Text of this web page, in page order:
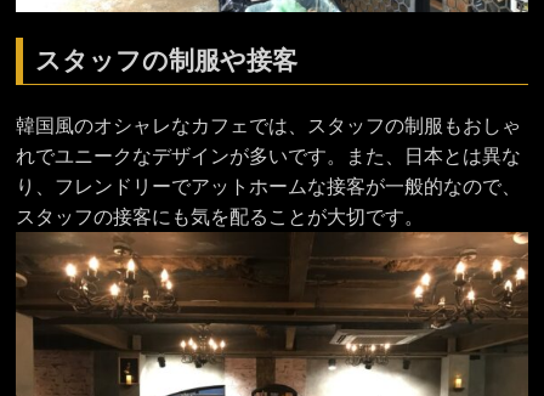
スタッフの制服や接客
韓国風のオシャレなカフェでは、スタッフの制服もおしゃ
れでユニークなデザインが多いです。また、日本とは異な
り、フレンドリーでアットホームな接客が一般的なので、
スタッフの接客にも気を配ることが大切です。